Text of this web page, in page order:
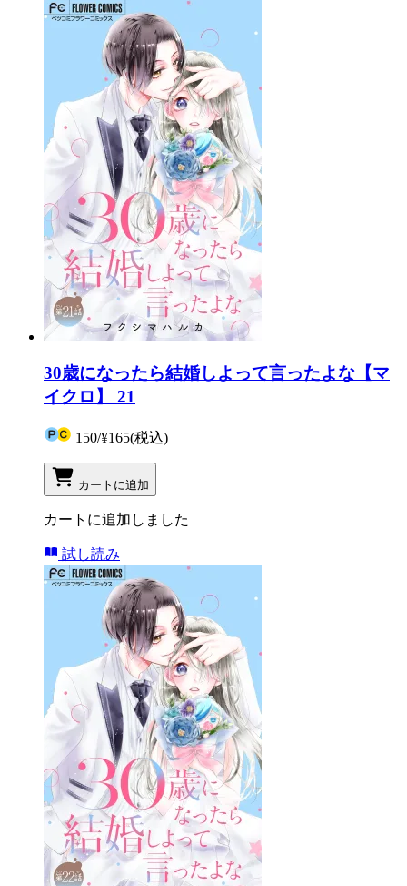
30歳になったら結婚しよって言ったよな【マ
イクロ】 21
150/¥165(税込)
カートに追加
カートに追加しました
試し読み